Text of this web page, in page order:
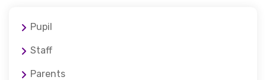
Pupil
Staff
Parents